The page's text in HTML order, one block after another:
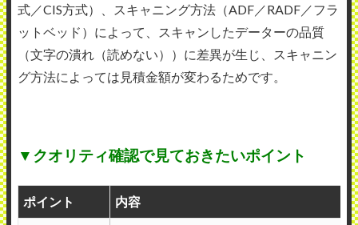
式／CIS方式）、スキャニング方法（ADF／RADF／フラ
ットベッド）によって、スキャンしたデーターの品質
（文字の潰れ（読めない））に差異が生じ、スキャニン
グ方法によっては見積金額が変わるためです。
▼クオリティ確認で見ておきたいポイント
ポイント 内容